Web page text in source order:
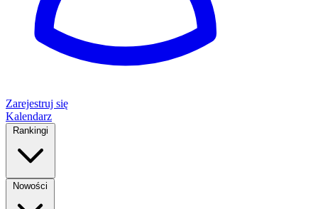
Zarejestruj się
Kalendarz
Rankingi
Nowości